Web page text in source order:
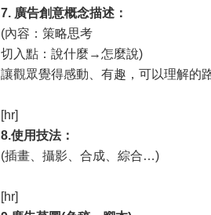
7. 廣告創意概念描述：
(內容：策略思考
切入點：說什麼→怎麼說)
讓觀眾覺得感動、有趣，可以理解的路
[hr]
8.使用技法：
(插畫、攝影、合成、綜合…)
[hr]